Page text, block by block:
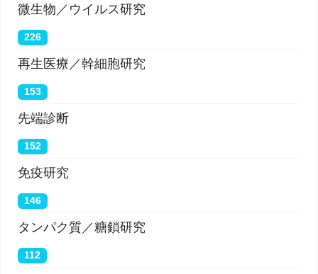
微生物／ウイルス研究
226
再生医療／幹細胞研究
153
先端診断
152
免疫研究
146
タンパク質／糖鎖研究
112